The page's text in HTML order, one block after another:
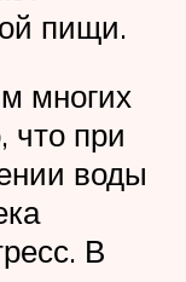
пищи.
многих
что при
воды
В